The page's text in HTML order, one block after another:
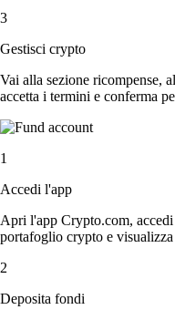
3
Gestisci crypto
Vai alla sezione ricompense,
accetta i termini e conferma
1
Accedi l'app
Apri l'app Crypto.com,
portafoglio crypto e
2
Deposita fondi